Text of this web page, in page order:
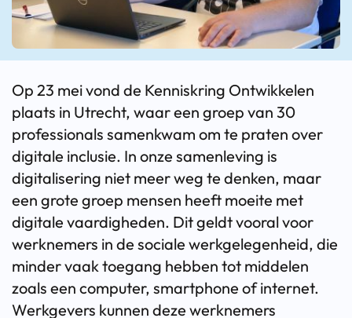
Op 23 mei vond de Kenniskring Ontwikkelen
plaats in Utrecht, waar een groep van 30
professionals samenkwam om te praten over
digitale inclusie. In onze samenleving is
digitalisering niet meer weg te denken, maar
een grote groep mensen heeft moeite met
digitale vaardigheden. Dit geldt vooral voor
werknemers in de sociale werkgelegenheid, die
minder vaak toegang hebben tot middelen
zoals een computer, smartphone of internet.
Werkgevers kunnen deze werknemers